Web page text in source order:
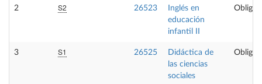
2 S2 26523
Inglés en
educación
infantil II
3 S1 26525
Didáctica de
las ciencias
sociales